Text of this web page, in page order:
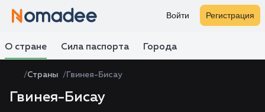
Войти Регистрация
О стране Сила паспорта Города
Страны Гвинея-Бисау
Гвинея-Бисау